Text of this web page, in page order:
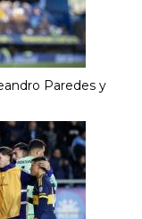
Paredes y